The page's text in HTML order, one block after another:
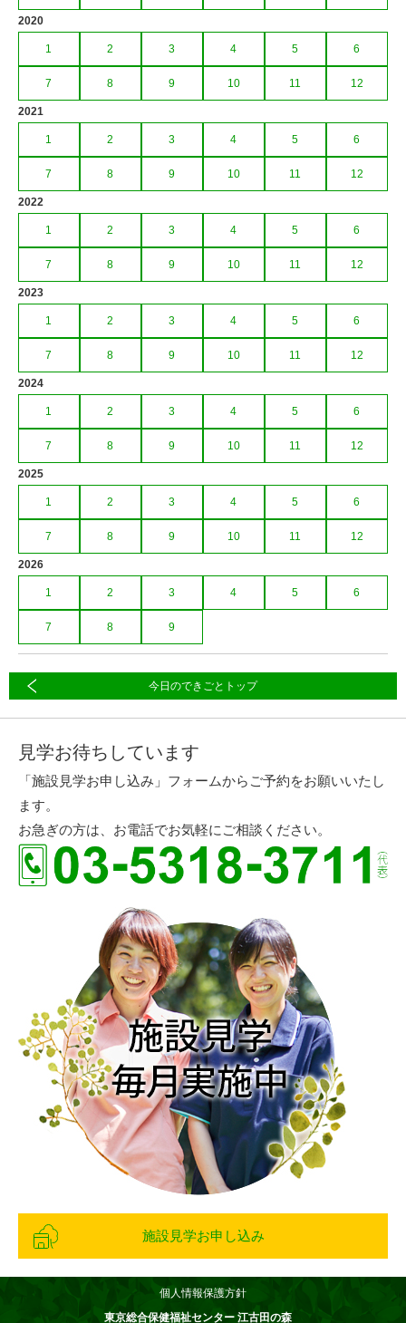
2020
1 2 3 4 5 6
7 8 9 10 11 12
2021
1 2 3 4 5 6
7 8 9 10 11 12
2022
1 2 3 4 5 6
7 8 9 10 11 12
2023
1 2 3 4 5 6
7 8 9 10 11 12
2024
1 2 3 4 5 6
7 8 9 10 11 12
2025
1 2 3 4 5 6
7 8 9 10 11 12
2026
1 2 3 4 5 6
7 8 9
今日のできごとトップ
見学お待ちしています
「施設見学お申し込み」フォームからご予約をお願いいたし
ます。
お急ぎの方は、お電話でお気軽にご相談ください。
施設見学お申し込み
個人情報保護方針
東京総合保健福祉センター 江古田の森